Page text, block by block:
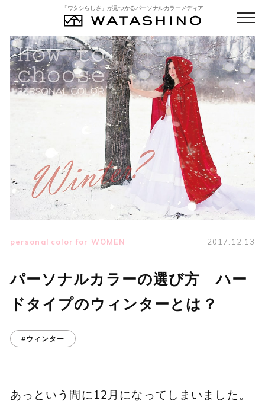
「ワタシらしさ」が見つかるパーソナルカラーメディア
personal color for WOMEN 2017.12.13
パーソナルカラーの選び方 ハー
ドタイプのウィンターとは？
#ウィンター
あっという間に12月になってしまいました。